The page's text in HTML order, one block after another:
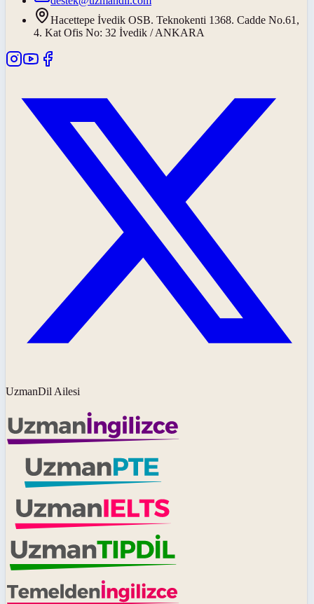
Hacettepe İvedik OSB. Teknokenti 1368. Cadde No.61,
4. Kat Ofis No: 32 İvedik / ANKARA
UzmanDil Ailesi